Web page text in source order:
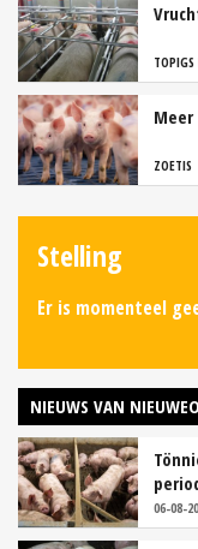
Meer
ZOETIS
Stelling
Er is momenteel
NIEUWS VAN
06-08-